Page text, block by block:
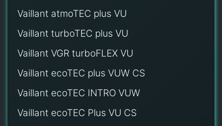
Vaillant atmoTEC plus VU
Vaillant turboTEC plus VU
Vaillant VGR turboFLEX VU
Vaillant ecoTEC plus VUW CS
Vaillant ecoTEC INTRO VUW
Vaillant ecoTEC Plus VU CS